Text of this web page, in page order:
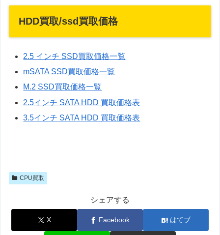
HDD買取/ssd買取価格
2.5 インチ SSD買取価格一覧
mSATA SSD買取価格一覧
M.2 SSD買取価格一覧
2.5インチ SATA HDD 買取価格表
3.5インチ SATA HDD 買取価格表
CPU買取
シェアする
X Facebook はてブ